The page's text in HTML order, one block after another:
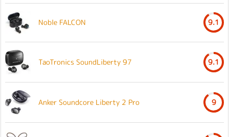
Noble FALCON 9.1
TaoTronics SoundLiberty 97 9.1
Anker Soundcore Liberty 2 Pro 9